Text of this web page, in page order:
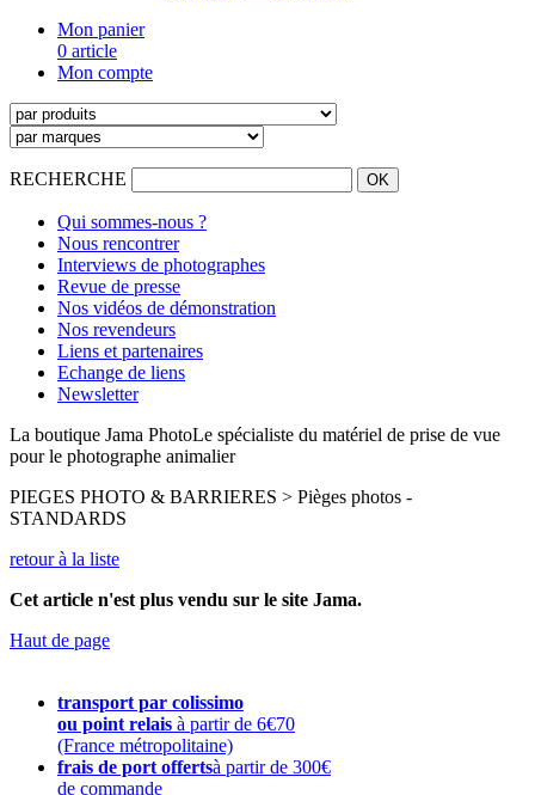
Mon panier
0 article
Mon compte
RECHERCHE
Qui sommes-nous ?
Nous rencontrer
Interviews de photographes
Revue de presse
Nos vidéos de démonstration
Nos revendeurs
Liens et partenaires
Echange de liens
Newsletter
La boutique Jama PhotoLe spécialiste du matériel de prise de vue
pour le photographe animalier
PIEGES PHOTO & BARRIERES > Pièges photos -
STANDARDS
retour à la liste
Cet article n'est plus vendu sur le site Jama.
Haut de page
transport par colissimo
ou point relais à partir de 6€70
(France métropolitaine)
frais de port offertsà partir de 300€
de commande